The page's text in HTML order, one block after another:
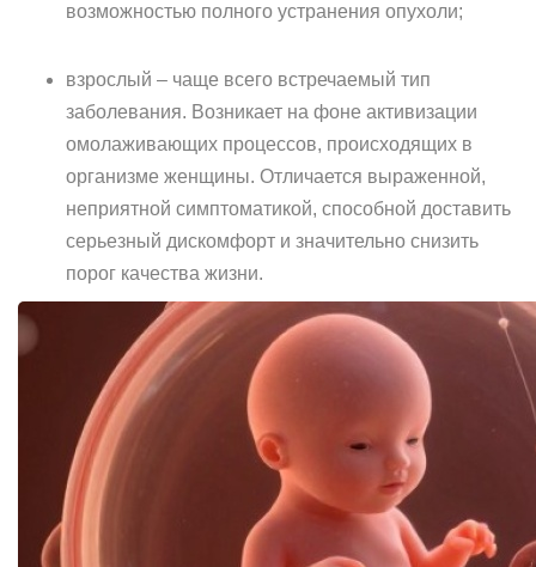
возможностью полного устранения опухоли;
взрослый – чаще всего встречаемый тип
заболевания. Возникает на фоне активизации
омолаживающих процессов, происходящих в
организме женщины. Отличается выраженной,
неприятной симптоматикой, способной доставить
серьезный дискомфорт и значительно снизить
порог качества жизни.